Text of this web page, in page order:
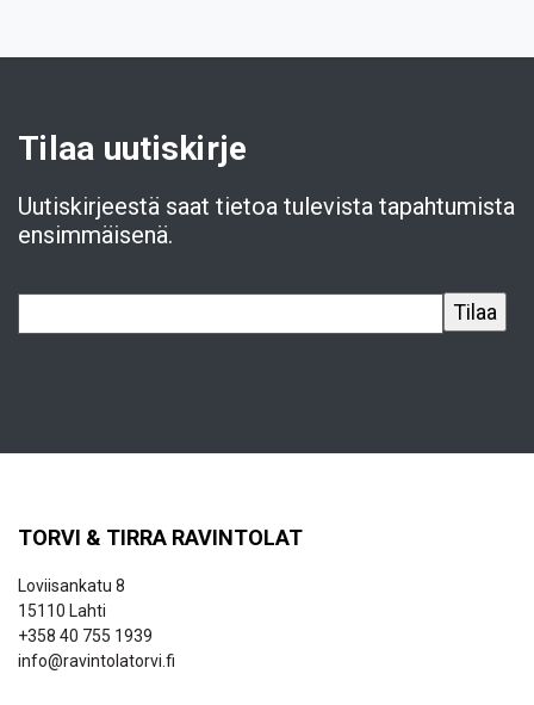
Tilaa uutiskirje
Uutiskirjeestä saat tietoa tulevista tapahtumista
ensimmäisenä.
TORVI & TIRRA RAVINTOLAT
Loviisankatu 8
15110 Lahti
+358 40 755 1939
info@ravintolatorvi.fi